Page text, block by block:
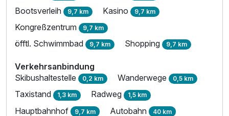
Bootsverleih 9,7 km Kasino 9,7 km
Kongreßzentrum 9,7 km
öfftl. Schwimmbad 9,7 km Shopping 9,7 km
Verkehrsanbindung
Skibushaltestelle 0,2 km Wanderwege 0,5 km
Taxistand 1,3 km Radweg 1,5 km
Hauptbahnhof 9,7 km Autobahn 40 km